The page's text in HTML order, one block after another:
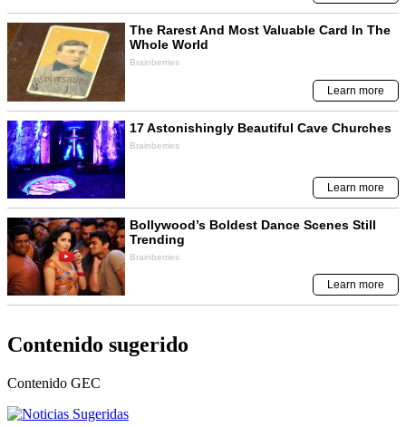
Contenido sugerido
Contenido GEC